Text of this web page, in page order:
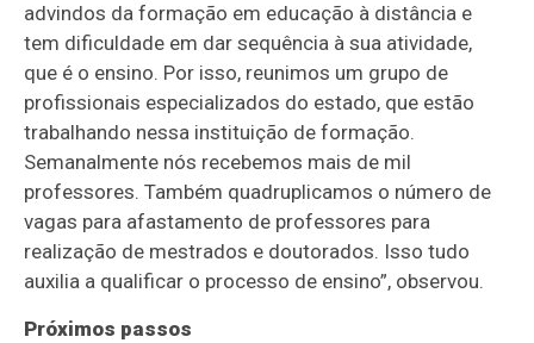
advindos da formação em educação à distância e
tem dificuldade em dar sequência à sua atividade,
que é o ensino. Por isso, reunimos um grupo de
profissionais especializados do estado, que estão
trabalhando nessa instituição de formação.
Semanalmente nós recebemos mais de mil
professores. Também quadruplicamos o número de
vagas para afastamento de professores para
realização de mestrados e doutorados. Isso tudo
auxilia a qualificar o processo de ensino”, observou.
Próximos passos